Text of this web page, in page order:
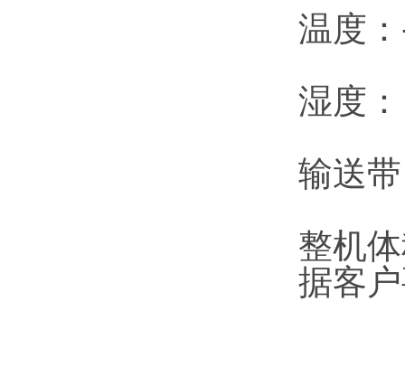
温度
湿度
输送
整机
据客